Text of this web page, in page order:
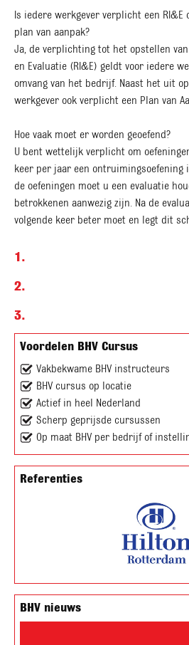
Is iedere werkgever verplicht een
plan van aanpak?
Ja, de verplichting tot het opstellen
en Evaluatie (RI&E) geldt voor iedere
omvang van het bedrijf. Naast het uit
werkgever ook verplicht een Plan van
Hoe vaak moet er worden geoefend?
U bent wettelijk verplicht om
keer per jaar een ontruimingsoefening
de oefeningen moet u een evaluatie
betrokkenen aanwezig zijn. Na de
volgende keer beter moet en legt dit
1.
2.
3.
Voordelen BHV Cursus
Vakbekwame BHV instructeurs
BHV cursus op locatie
Actief in heel Nederland
Scherp geprijsde cursussen
Op maat BHV per bedrijf of
Referenties
BHV nieuws